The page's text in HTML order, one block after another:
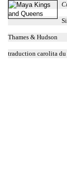
Thames & Hudson
traduction carolita